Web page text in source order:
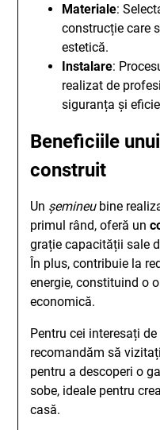
Materiale:
construcție care
estetică.
Instalare:
realizat de
siguranța și
Beneficiile
construit
Un șemineubine
primul rând, oferă un
grație capacității sale
În plus, contribuie la
energie, constituind o
economică.
Pentru cei interesați
recomandăm să
pentru a descoperi o
sobe, ideale pentru
casă.